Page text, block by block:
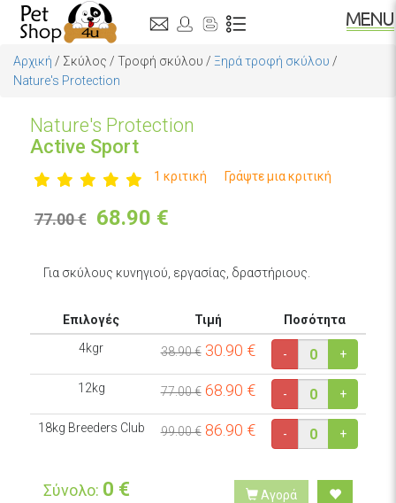
Αρχική / Σκύλος / Τροφή σκύλου / Ξηρά τροφή σκύλου /
Nature's Protection
Nature's Protection
Active Sport
1 κριτική Γράψτε μια κριτική
77.00 € 68.90 €
Για σκύλους κυνηγιού, εργασίας, δραστήριους.
Επιλογές Τιμή
Ποσότητα
4kgr
38.90 € 30.90 € - +
12kg 77.00 € 68.90 € - +
18kg Breeders Club 99.00 € 86.90 € - +
Σύνολο: 0 € Αγορά